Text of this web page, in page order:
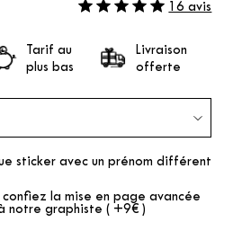
16 avis
Tarif au
plus bas
Livraison
offerte
sticker avec un prénom différent
la mise en page avancée
notre graphiste ( +9€ )